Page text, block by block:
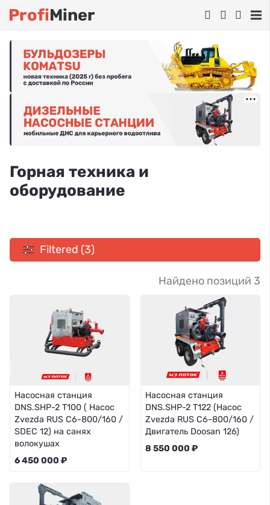
ProfiMiner
Горная техника и
оборудование
Filtered (3)
Найдено позиций 3
Насосная станция
DNS.SHP-2 T100 ( Насос
Zvezda RUS C6-800/160 /
SDEC 12) на санях
волокушах
6 450 000 ₽
Насосная станция
DNS.SHP-2 T122 (Насос
Zvezda RUS C6-800/160 /
Двигатель Doosan 126)
8 550 000 ₽